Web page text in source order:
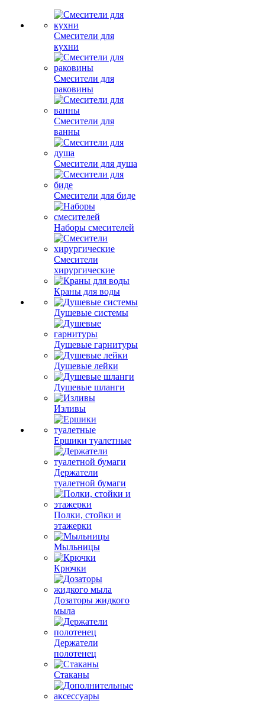
Смесители для
кухни
Смесители для
раковины
Смесители для
ванны
Смесители для душа
Смесители для биде
Наборы смесителей
Смесители
хирургические
Краны для воды
Душевые системы
Душевые гарнитуры
Душевые лейки
Душевые шланги
Изливы
Ершики туалетные
Держатели
туалетной бумаги
Полки, стойки и
этажерки
Мыльницы
Крючки
Дозаторы жидкого
мыла
Держатели
полотенец
Стаканы